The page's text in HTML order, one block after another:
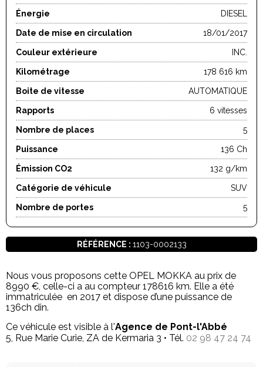
Énergie DIESEL
Date de mise en circulation 18/01/2017
Couleur extérieure INC.
Kilométrage 178 616 km
Boite de vitesse AUTOMATIQUE
Rapports 6 vitesses
Nombre de places 5
Puissance 136 Ch
Émission CO2 132 g/km
Catégorie de véhicule SUV
Nombre de portes 5
RÉFÉRENCE : 1103-0002133
Nous vous proposons cette OPEL MOKKA au prix de
8990 €, celle-ci a au compteur 178616 km. Elle a été
immatriculée en 2017 et dispose d’une puissance de
136ch din.
Ce véhicule est visible à l'Agence de Pont-l'Abbé
5, Rue Marie Curie, ZA de Kermaria 3 • Tél. 02 98 47 24 74